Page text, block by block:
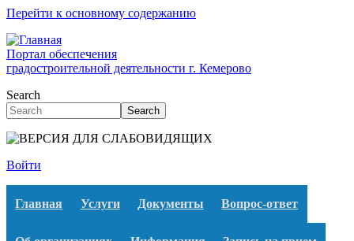
Перейти к основному содержанию
Портал обеспечения
градостроительной деятельности г. Кемерово
Search
Search
Войти
Главная Услуги Документы Вопрос-ответ